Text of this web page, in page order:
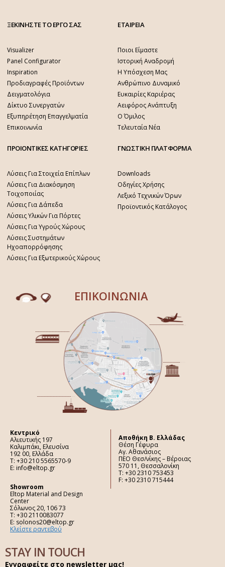
ΞΕΚΙΝΗΣΤΕ ΤΟ ΕΡΓΟ ΣΑΣ
Visualizer
Panel Configurator
Inspiration
Προδιαγραφές Προϊόντων
Δειγματολόγια
Δίκτυο Συνεργατών
Εξυπηρέτηση Επαγγελματία
Επικοινωνία
ΕΤΑΙΡΕΙΑ
Ποιοι Είμαστε
Ιστορική Αναδρομή
Η Υπόσχεση Μας
Ανθρώπινο Δυναμικό
Ευκαιρίες Καριέρας
Αειφόρος Ανάπτυξη
Ο Όμιλος
Τελευταία Νέα
ΠΡΟΙΟΝΤΙΚΕΣ ΚΑΤΗΓΟΡΙΕΣ
Λύσεις Για Στοιχεία Επίπλων
Λύσεις Για Διακόσμηση
Τοιχοποιίας
Λύσεις Για Δάπεδα
Λύσεις Υλικών Για Πόρτες
Λύσεις Για Υγρούς Χώρους
Λύσεις Συστημάτων
Ηχοαπορρόφησης
Λύσεις Για Εξωτερικούς Χώρους
ΓΝΩΣΤΙΚΗ ΠΛΑΤΦΟΡΜΑ
Downloads
Οδηγίες Χρήσης
Λεξικό Τεχνικών Όρων
Προϊοντικός Κατάλογος
ΕΠΙΚΟΙΝΩΝΙΑ
Κεντρικό
Αλιευτικής 197
Καλιμπάκι, Ελευσίνα
192 00, Ελλάδα
Τ: +30 210 5565570-9
E: info@eltop.gr
Showroom
Eltop Material and Design
Center
Σόλωνος 20, 106 73
Τ: +30 2110083077
E: solonos20@eltop.gr
Κλείστε ραντεβού
Aποθήκη Β. Ελλάδας
Θέση Γέφυρα
Αγ. Αθανάσιος
ΠΕΟ Θεσ/νίκης – Βέροιας
570 11, Θεσσαλονίκη
Τ: +30 2310 753453
F: +30 2310 715444
STAY IN TOUCH
Εγγραφείτε στο newsletter μας!